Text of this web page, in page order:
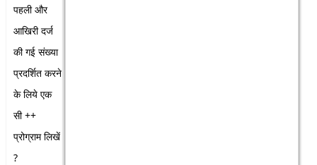
पहली और
आखिरी दर्ज
की गई संख्या
प्रदर्शित करने
के लिये एक
सी ++
प्रोग्राम लिखें
?